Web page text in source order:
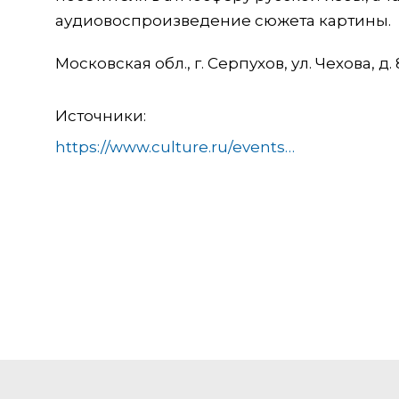
аудиовоспроизведение сюжета картины.
Московская обл., г. Серпухов, ул. Чехова, д.
Источники:
https://www.culture.ru/events/620098/vystavochnyi-proekt-konstantin-makovskii-realist-i-mifotvorec